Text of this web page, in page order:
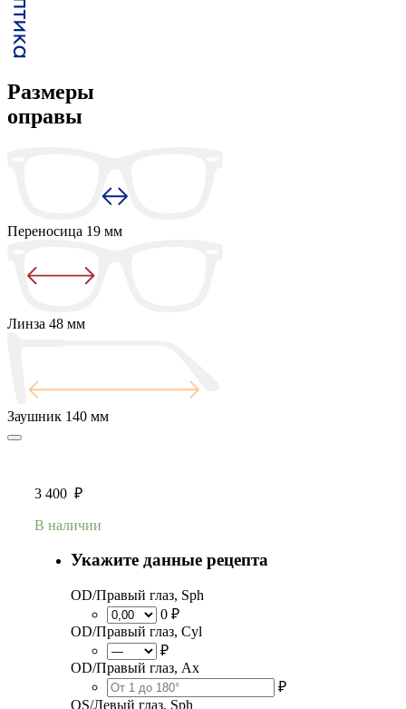
Размеры
оправы
Переносица 19 мм
Линза 48 мм
Заушник 140 мм
3 400 ₽
В наличии
Укажите данные рецепта
OD/Правый глаз, Sph
0 ₽
OD/Правый глаз, Cyl
₽
OD/Правый глаз, Ax
₽
OS/Левый глаз, Sph